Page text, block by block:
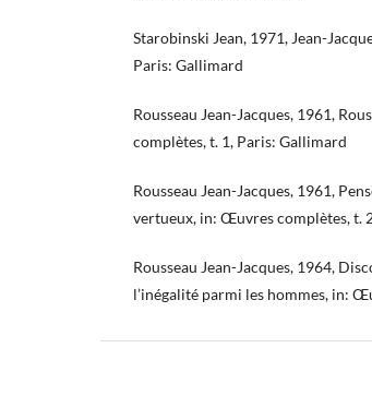
Starobinski Jean, 1971, Jean-
Paris: Gallimard
Rousseau Jean-Jacques, 1961,
complètes, t. 1, Paris: Gallimard
Rousseau Jean-Jacques, 1961,
vertueux, in: Œuvres complètes, t.
Rousseau Jean-Jacques, 1964,
l’inégalité parmi les hommes, in: